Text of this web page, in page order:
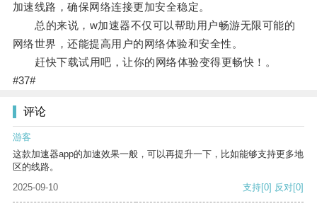
加速线路，确保网络连接更加安全稳定。
总的来说，w加速器不仅可以帮助用户畅游无限可能的
网络世界，还能提高用户的网络体验和安全性。
赶快下载试用吧，让你的网络体验变得更畅快！。
#37#
评论
游客
这款加速器app的加速效果一般，可以再提升一下，比如能够支持更多地
区的线路。
2025-09-10
支持[0] 反对[0]